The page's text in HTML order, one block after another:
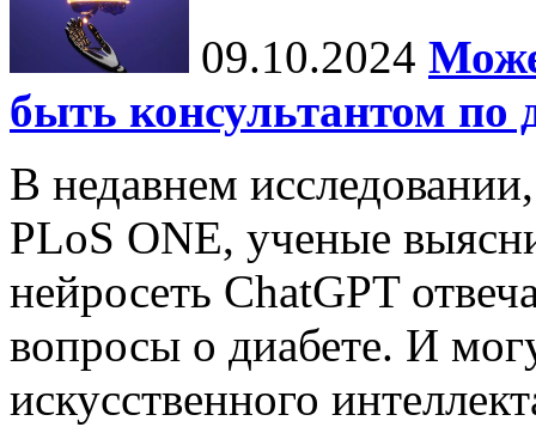
09.10.2024
быть консультантом по
В недавнем
PLoS ONE, ученые
нейросеть ChatGPT
вопросы о диабете. И
искусственного